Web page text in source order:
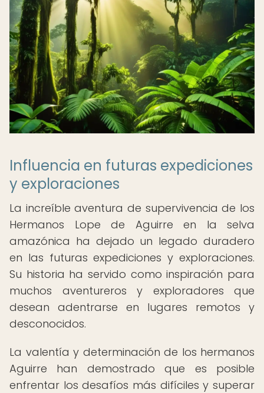
Influencia en futuras expediciones
y exploraciones
La increíble aventura de supervivencia de los
Hermanos Lope de Aguirre en la selva
amazónica ha dejado un legado duradero
en las futuras expediciones y exploraciones.
Su historia ha servido como inspiración para
muchos aventureros y exploradores que
desean adentrarse en lugares remotos y
desconocidos.
La valentía y determinación de los hermanos
Aguirre han demostrado que es posible
enfrentar los desafíos más difíciles y superar